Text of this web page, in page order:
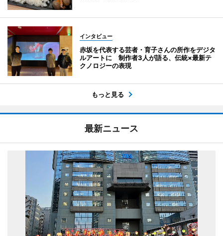
インタビュー
赤坂を代表する芸者・育子さんの所作をデジタ
ルアートに 制作者3人が語る、伝統×最新テ
クノロジーの表現
もっと見る
最新ニュース